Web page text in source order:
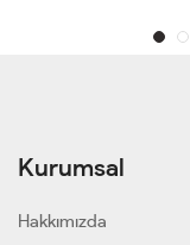
Kurumsal
Hakkımızda